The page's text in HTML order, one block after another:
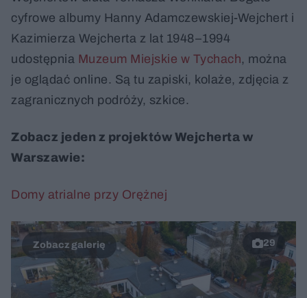
cyfrowe albumy Hanny Adamczewskiej-Wejchert i
Kazimierza Wejcherta z lat 1948–1994
udostępnia Muzeum Miejskie w Tychach, można
je oglądać online. Są tu zapiski, kolaże, zdjęcia z
zagranicznych podróży, szkice.
Zobacz jeden z projektów Wejcherta w
Warszawie:
Domy atrialne przy Orężnej
29